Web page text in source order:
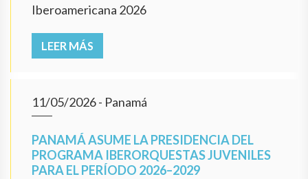
Iberoamericana 2026
LEER MÁS
11/05/2026- Panamá
PANAMÁ ASUME LA PRESIDENCIA DEL
PROGRAMA IBERORQUESTAS JUVENILES
PARA EL PERÍODO 2026–2029